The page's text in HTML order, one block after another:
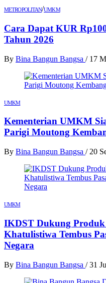
METROPOLITAN/UMKM
Cara Dapat KUR
Tahun 2026
By Bina Bangun Bangsa / 17
UMKM
Kementerian UMKM
Parigi Moutong
By Bina Bangun Bangsa / 20
UMKM
IKDST Dukung
Khatulistiwa Tembus
Negara
By Bina Bangun Bangsa / 31